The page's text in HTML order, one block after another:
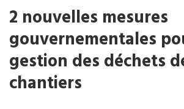
2 nouvelles mesures
gouvernementales
gestion des déchets
chantiers